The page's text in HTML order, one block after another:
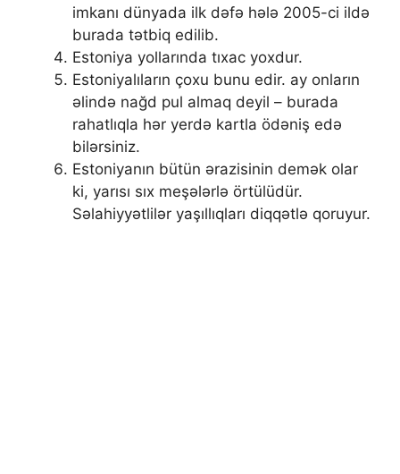
imkanı dünyada ilk dəfə hələ 2005-ci ildə
burada tətbiq edilib.
Estoniya yollarında tıxac yoxdur.
Estoniyalıların çoxu bunu edir. ay onların
əlində nağd pul almaq deyil – burada
rahatlıqla hər yerdə kartla ödəniş edə
bilərsiniz.
Estoniyanın bütün ərazisinin demək olar
ki, yarısı sıx meşələrlə örtülüdür.
Səlahiyyətlilər yaşıllıqları diqqətlə qoruyur.